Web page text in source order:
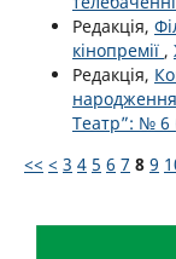
Редакція,
кінопремії ,
Редакція,
Театр”: № 6
<< < 3 4 5 6 7 8 9